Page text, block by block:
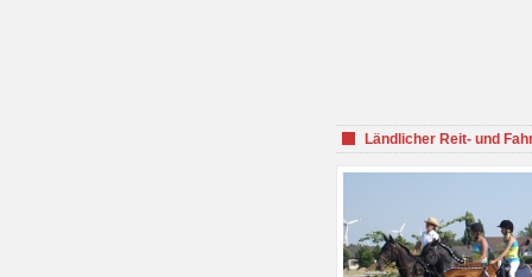
Ländlicher Reit- und